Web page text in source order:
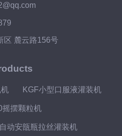
区 麓云路156号
KGF小型口服液灌装机
摇摆颗粒机
动安瓿瓶拉丝灌装机